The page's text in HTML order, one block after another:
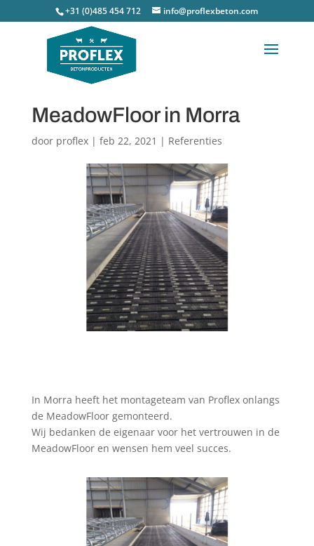
+31 (0)485 454 712 info@proflexbeton.com
MeadowFloor in Morra
door proflex| feb 22, 2021 | Referenties
In Morra heeft het montageteam van Proflex onlangs
de MeadowFloor gemonteerd.
Wij bedanken de eigenaar voor het vertrouwen in de
MeadowFloor en wensen hem veel succes.